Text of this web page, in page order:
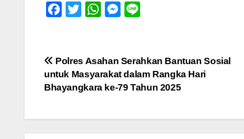
F
e
b
o
k
T
er
W
s
A
p
M
e
n
g
Navigasi
pos
Polres Asahan Serahkan Bantuan Sosial
untuk Masyarakat dalam Rangka Hari
Bhayangkara ke-79 Tahun 2025